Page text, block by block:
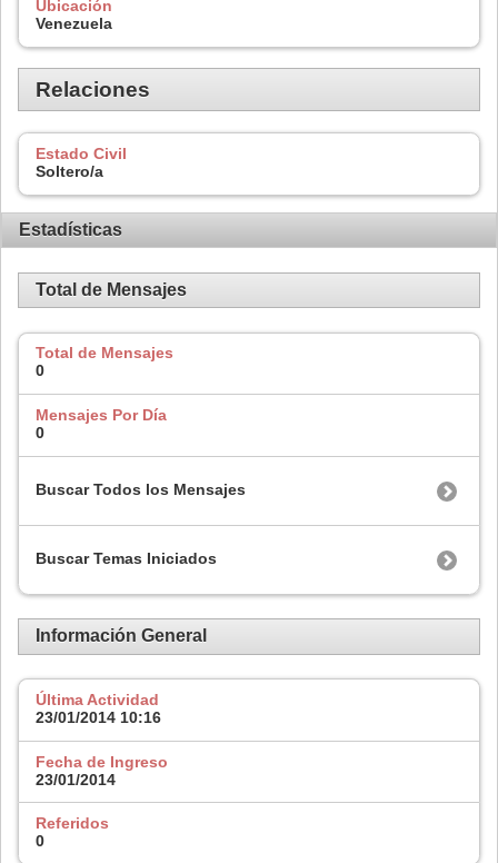
Ubicación
Venezuela
Relaciones
Estado Civil
Soltero/a
Estadísticas
Total de Mensajes
Total de Mensajes
0
Mensajes Por Día
0
Buscar Todos los Mensajes
Buscar Temas Iniciados
Información General
Última Actividad
23/01/2014 10:16
Fecha de Ingreso
23/01/2014
Referidos
0